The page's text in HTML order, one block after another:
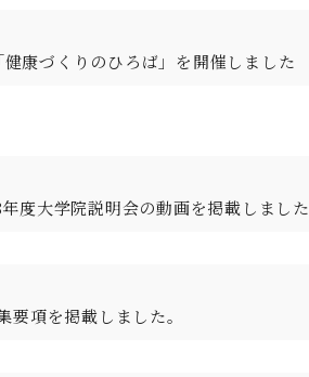
康づくりのひろば」を開催しました
度大学院説明会の動画を掲載しました
項を掲載しました。